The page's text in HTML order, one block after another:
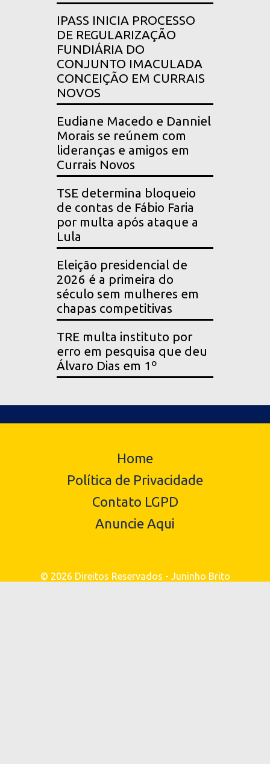
IPASS INICIA PROCESSO
DE REGULARIZAÇÃO
FUNDIÁRIA DO
CONJUNTO IMACULADA
CONCEIÇÃO EM CURRAIS
NOVOS
Eudiane Macedo e Danniel
Morais se reúnem com
lideranças e amigos em
Currais Novos
TSE determina bloqueio
de contas de Fábio Faria
por multa após ataque a
Lula
Eleição presidencial de
2026 é a primeira do
século sem mulheres em
chapas competitivas
TRE multa instituto por
erro em pesquisa que deu
Álvaro Dias em 1º
Home
Política de Privacidade
Contato LGPD
Anuncie Aqui
© 2026 Direitos Reservados - Juninho Brito